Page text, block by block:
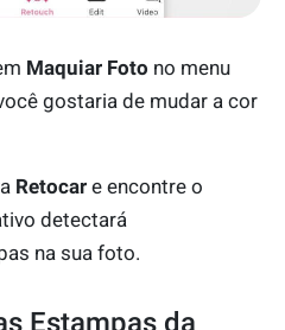
Maquiar Foto no menu
gostaria de mudar a cor
Retocar e encontre o
detectará
na sua foto.
Estampas da